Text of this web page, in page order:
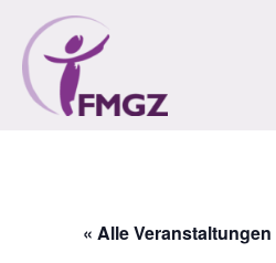
Inhalt
springen
« Alle Veranstaltungen